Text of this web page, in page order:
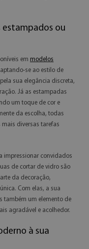
estampados ou
em modelos
se ao estilo de
sua elegância discreta,
Já as estampadas
um toque de cor e
da escolha, todas
diversas tarefas
impressionar convidados
de cortar de vidro são
da decoração,
Com elas, a sua
também um elemento de
agradável e acolhedor.
à sua